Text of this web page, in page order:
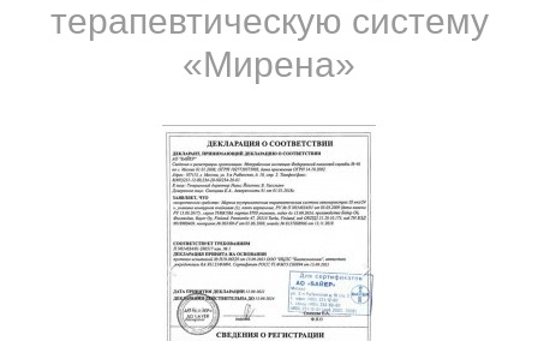
терапевтическую систему
«Мирена»